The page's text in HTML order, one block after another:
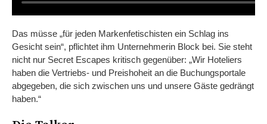
Das müsse „für jeden Markenfetischisten ein Schlag ins
Gesicht sein“, pflichtet ihm Unternehmerin Block bei. Sie steht
nicht nur Secret Escapes kritisch gegenüber: „Wir Hoteliers
haben die Vertriebs- und Preishoheit an die Buchungsportale
abgegeben, die sich zwischen uns und unsere Gäste gedrängt
haben.“